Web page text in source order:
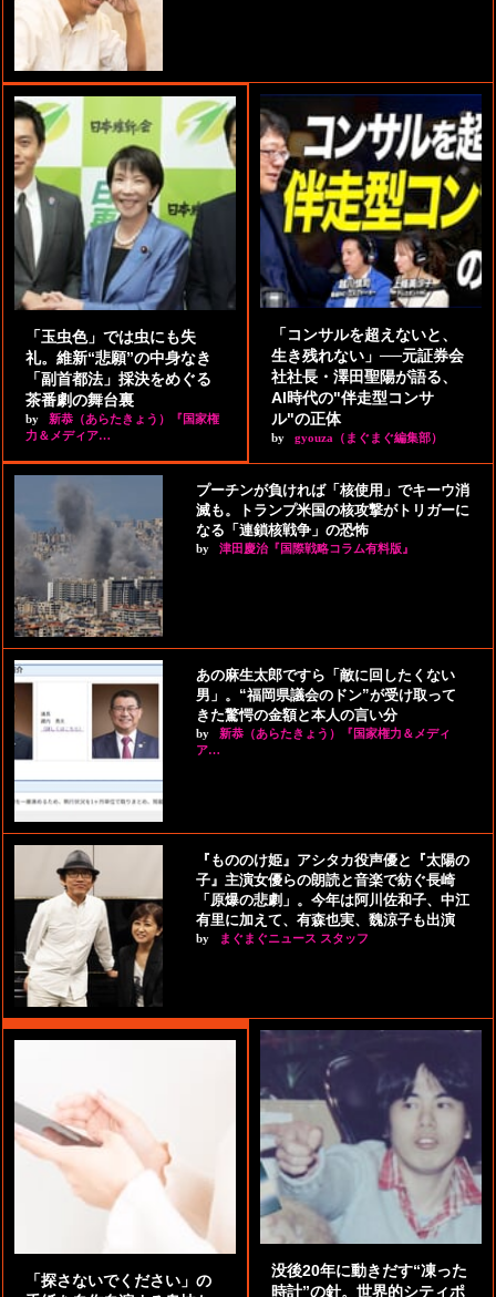
「玉虫色」では虫にも失
礼。維新“悲願”の中身なき
「副首都法」採決をめぐる
茶番劇の舞台裏
by
新恭（あらたきょう）『国家権
力＆メディア…
「コンサルを超えないと、
生き残れない」──元証券会
社社長・澤田聖陽が語る、
AI時代の"伴走型コンサ
ル"の正体
by gyouza（まぐまぐ編集部）
プーチンが負ければ「核使用」でキーウ消
滅も。トランプ米国の核攻撃がトリガーに
なる「連鎖核戦争」の恐怖
by 津田慶治『国際戦略コラム有料版』
あの麻生太郎ですら「敵に回したくない
男」。“福岡県議会のドン”が受け取って
きた驚愕の金額と本人の言い分
by
新恭（あらたきょう）『国家権力＆メディ
ア…
『もののけ姫』アシタカ役声優と『太陽の
子』主演女優らの朗読と音楽で紡ぐ長崎
「原爆の悲劇」。今年は阿川佐和子、中江
有里に加えて、有森也実、魏涼子も出演
by まぐまぐニュース スタッフ
「探さないでください」の
没後20年に動きだす“凍った
時計”の針。世界的シティポ